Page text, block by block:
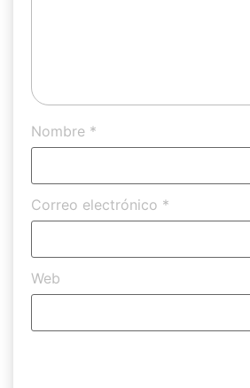
Nombre *
Correo electrónico *
Web